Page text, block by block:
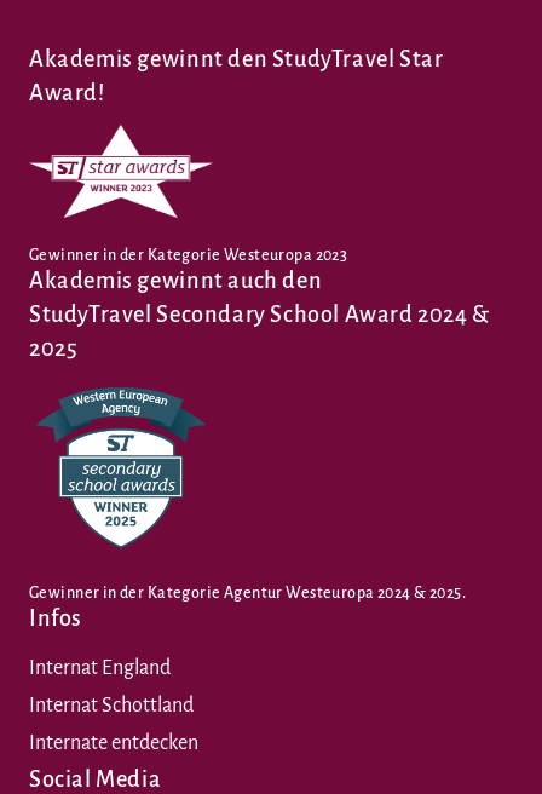
Akademis gewinnt den StudyTravel Star
Award!
Gewinner in der Kategorie Westeuropa 2023
Akademis gewinnt auch den
StudyTravel Secondary School Award 2024 &
2025
Gewinner in der Kategorie Agentur Westeuropa 2024 & 2025.
Infos
Internat England
Internat Schottland
Internate entdecken
Social Media